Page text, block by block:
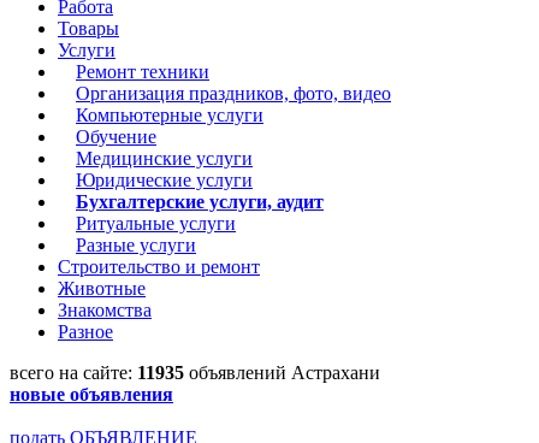
Работа
Товары
Услуги
Ремонт техники
Организация праздников, фото, видео
Компьютерные услуги
Обучение
Медицинские услуги
Юридические услуги
Бухгалтерские услуги, аудит
Ритуальные услуги
Разные услуги
Строительство и ремонт
Животные
Знакомства
Разное
всего на сайте: 11935 объявлений Астрахани
новые объявления
подать ОБЪЯВЛЕНИЕ